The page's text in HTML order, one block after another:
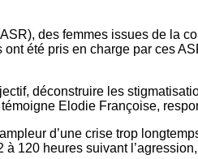
des femmes issues de la
été pris en charge par ces
déconstruire les
Elodie Françoise,
d’une crise trop
120 heures suivant